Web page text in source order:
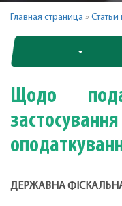
Главная страница » Статьи
Щодо
ДЕРЖАВНА